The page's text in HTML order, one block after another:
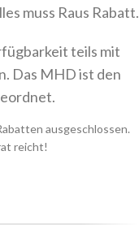
muss Raus Rabatt.
teils mit
Das MHD ist den
ausgeschlossen.
reicht!